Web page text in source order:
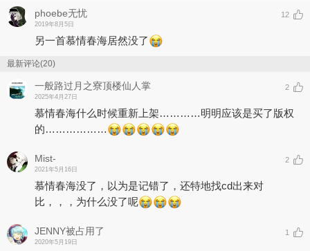
phoebe无忧
2019年8月5日
12
另一首慕情春海居然没了
最新评论(20)
一般路过月之寮顶楼仙人掌
2025年4月27日
2
慕情春海什么时候重新上架…………明明应该是买了版权
的………………
Mist-
2021年5月16日
2
慕情春海没了，以为是记错了，还特地找cd出来对
比，，，为什么没了呢
JENNY被占用了
2020年5月19日
1